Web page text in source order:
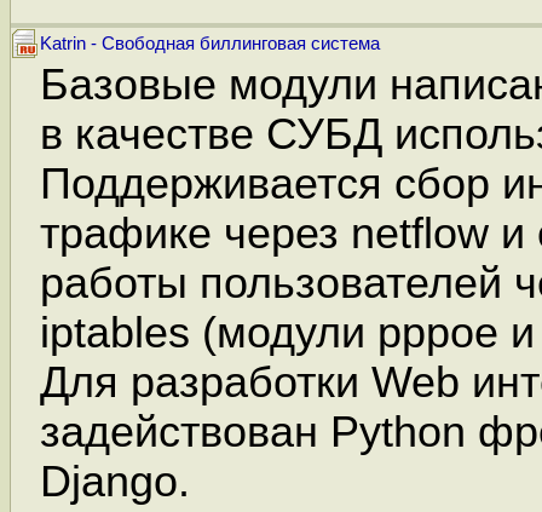
Katrin - Свободная биллинговая система
Базовые модули
в качестве СУБД
Поддерживается сбор
трафике через netflow и
работы пользователей
iptables (модули pppoe
Для разработки Web
задействован Python
Django.